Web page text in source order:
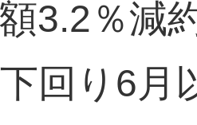
3.2％減
回り6月